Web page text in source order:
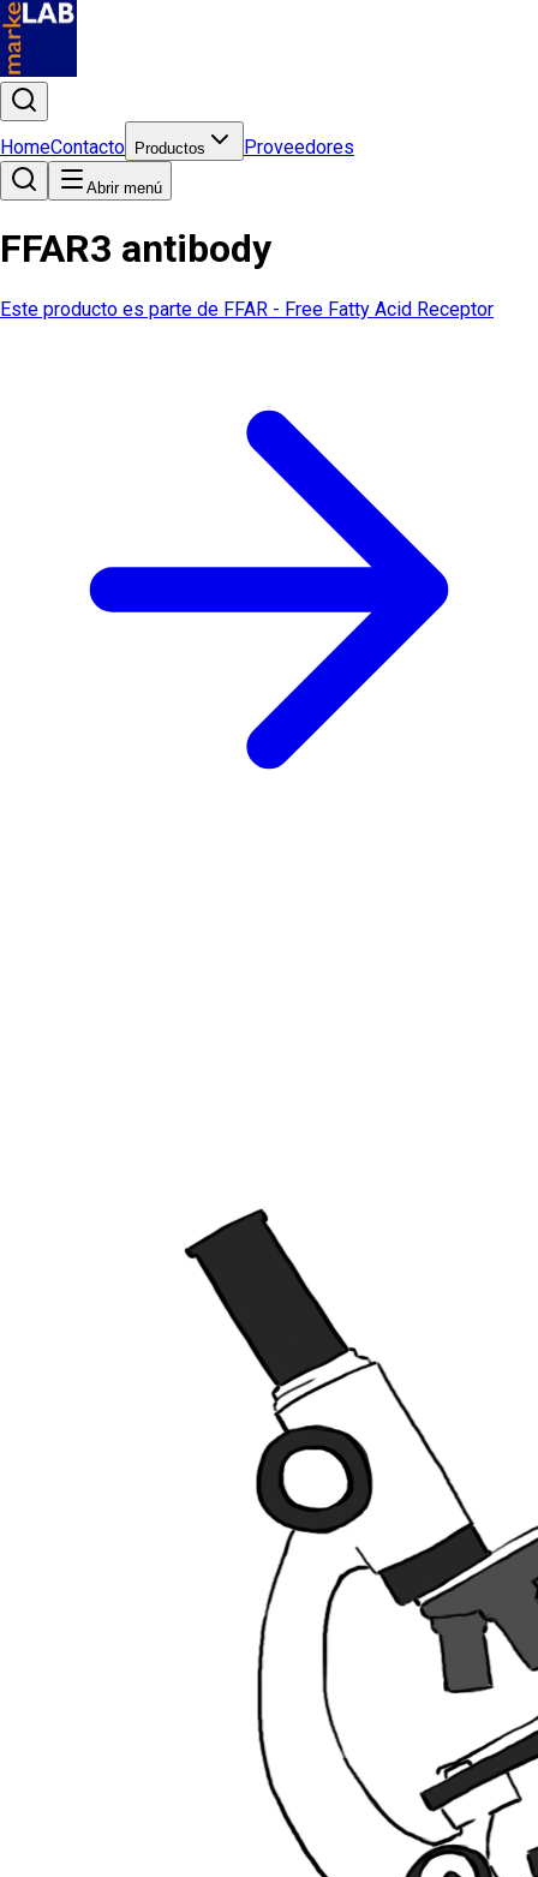
HomeContacto Productos Proveedores
Abrir menú
FFAR3 antibody
Este producto es parte de FFAR - Free Fatty Acid Receptor